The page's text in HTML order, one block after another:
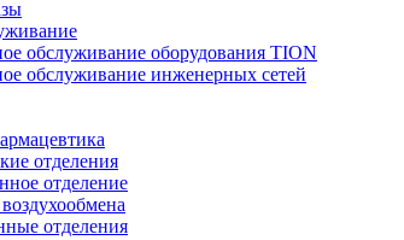
обслуживание оборудования TION
обслуживание инженерных сетей
отделения
отделение
отделения